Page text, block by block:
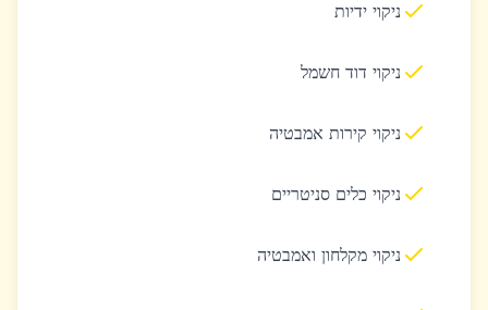
ניקוי ידיות
ניקוי דוד חשמל
ניקוי קירות אמבטיה
ניקוי כלים סניטריים
ניקוי מקלחון ואמבטיה